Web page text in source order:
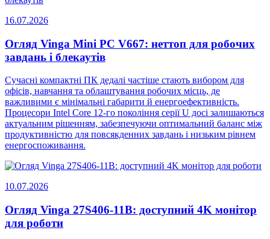
16.07.2026
Огляд Vinga Mini PC V667: неттоп для робочих
завдань і блекаутів
Сучасні компактні ПК дедалі частіше стають вибором для
офісів, навчання та облаштування робочих місць, де
важливими є мінімальні габарити й енергоефективність.
Процесори Intel Core 12-го покоління серії U досі залишаються
актуальним рішенням, забезпечуючи оптимальний баланс між
продуктивністю для повсякденних завдань і низьким рівнем
енергоспоживання.
10.07.2026
Огляд Vinga 27S406-11B: доступний 4K монітор
для роботи